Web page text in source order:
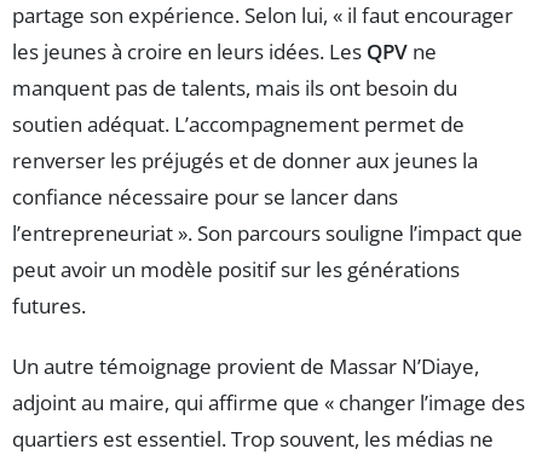
partage son expérience. Selon lui, « il faut encourager
les jeunes à croire en leurs idées. Les QPV ne
manquent pas de talents, mais ils ont besoin du
soutien adéquat. L’accompagnement permet de
renverser les préjugés et de donner aux jeunes la
confiance nécessaire pour se lancer dans
l’entrepreneuriat ». Son parcours souligne l’impact que
peut avoir un modèle positif sur les générations
futures.
Un autre témoignage provient de Massar N’Diaye,
adjoint au maire, qui affirme que « changer l’image des
quartiers est essentiel. Trop souvent, les médias ne